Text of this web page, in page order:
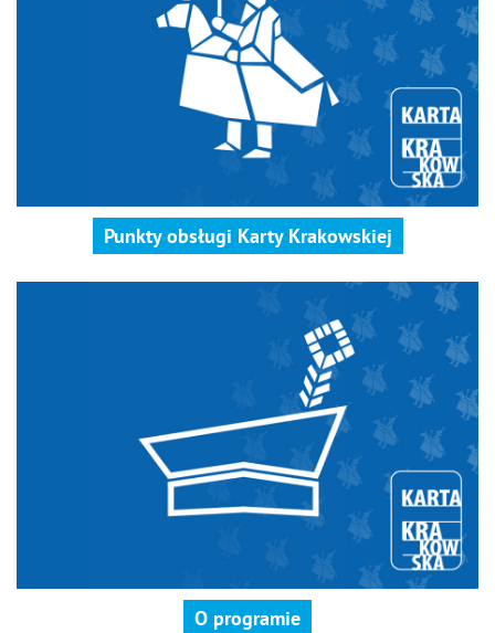
Punkty obsługi Karty Krakowskiej
O programie